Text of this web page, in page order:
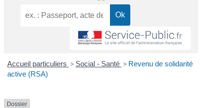
Accueil particuliers > Social - Santé > Revenu de solidarité
active (RSA)
Dossier